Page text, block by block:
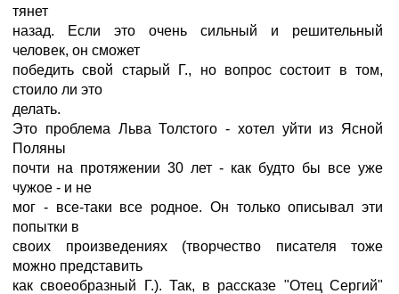
тянет
назад. Если это очень сильный и решительный
человек, он сможет
победить свой старый Г., но вопрос состоит в том,
стоило ли это
делать.
Это проблема Льва Толстого - хотел уйти из Ясной
Поляны
почти на протяжении 30 лет - как будто бы все уже
чужое - и не
мог - все-таки все родное. Он только описывал эти
попытки в
своих произведениях (творчество писателя тоже
можно представить
как своеобразный Г.). Так, в рассказе "Отец Сергий"